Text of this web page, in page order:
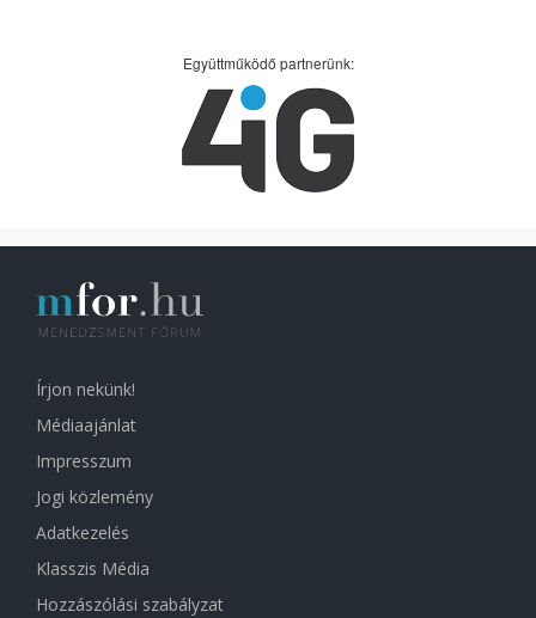
Együttműködő partnerünk:
Írjon nekünk!
Médiaajánlat
Impresszum
Jogi közlemény
Adatkezelés
Klasszis Média
Hozzászólási szabályzat